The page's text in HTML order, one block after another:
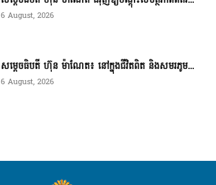
6 August, 2026
សម្តេចធិបតី ហ៊ុន ម៉ាណែត៖ នៅក្នុងជីវិតពិត និងសមរភូម...
6 August, 2026